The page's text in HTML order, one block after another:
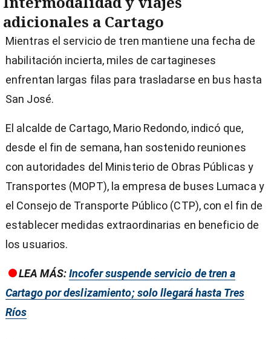
adicionales a Cartago
Mientras el servicio de tren mantiene una fecha de
habilitación incierta, miles de cartagineses
enfrentan largas filas para trasladarse en bus hasta
San José.
El alcalde de Cartago, Mario Redondo, indicó que,
desde el fin de semana, han sostenido reuniones
con autoridades del Ministerio de Obras Públicas y
Transportes (MOPT), la empresa de buses Lumaca y
el Consejo de Transporte Público (CTP), con el fin de
establecer medidas extraordinarias en beneficio de
los usuarios.
LEA MÁS:Incofer suspende servicio de tren a
Cartago por deslizamiento; solo llegará hasta Tres
Ríos